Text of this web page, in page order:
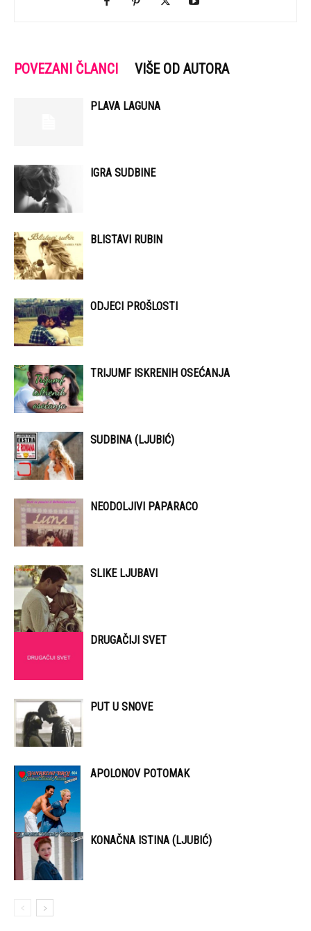
POVEZANI ČLANCI VIŠE OD AUTORA
PLAVA LAGUNA
IGRA SUDBINE
BLISTAVI RUBIN
ODJECI PROŠLOSTI
TRIJUMF ISKRENIH OSEĆANJA
SUDBINA (LJUBIĆ)
NEODOLJIVI PAPARACO
SLIKE LJUBAVI
DRUGAČIJI SVET
PUT U SNOVE
APOLONOV POTOMAK
KONAČNA ISTINA (LJUBIĆ)